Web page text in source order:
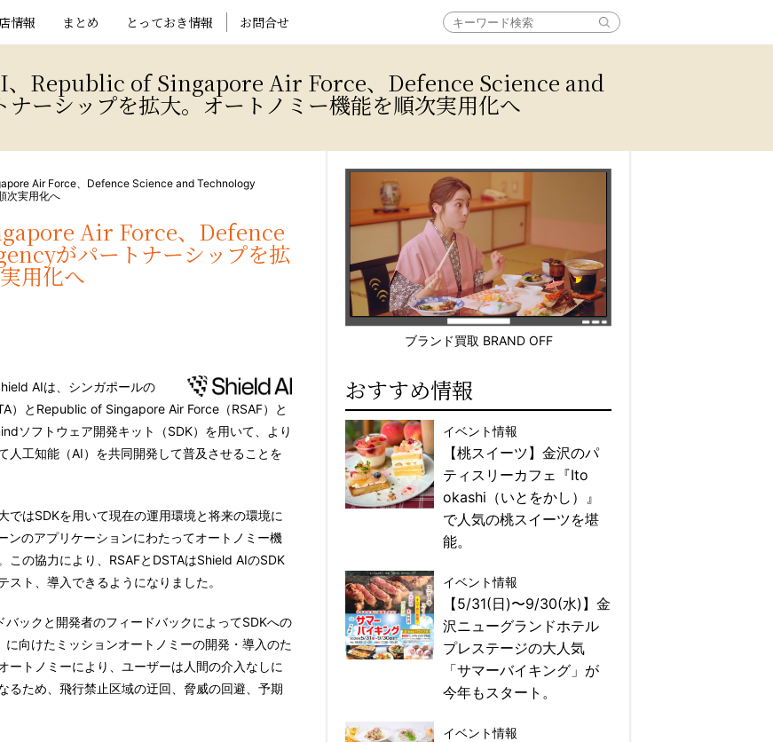
情報 まとめ とっておき情報 お問合せ
、Republic of Singapore Air Force、Defence Science and
ーシップを拡大。オートノミー機能を順次実用化へ
Air Force、Defence Science and Technology
次実用化へ
Air Force、Defence
がパートナーシップを拡
用化へ
AIは、シンガポールの
とRepublic of Singapore Air Force（RSAF）と
ソフトウェア開発キット（SDK）を用いて、より
人工知能（AI）を共同開発して普及させることを
はSDKを用いて現在の運用環境と将来の環境に
ンのアプリケーションにわたってオートノミー機
の協力により、RSAFとDSTAはShield AIのSDK
ト、導入できるようになりました。
ックと開発者のフィードバックによってSDKへの
向けたミッションオートノミーの開発・導入のた
トノミーにより、ユーザーは人間の介入なしに
るため、飛行禁止区域の迂回、脅威の回避、予期
ブランド買取 BRAND OFF
おすすめ情報
イベント情報
【桃スイーツ】金沢のパ
ティスリーカフェ『Ito
okashi（いとをかし）』
で人気の桃スイーツを堪
能。
イベント情報
【5/31(日)〜9/30(水)】金
沢ニューグランドホテル
プレステージの大人気
「サマーバイキング」が
今年もスタート。
イベント情報